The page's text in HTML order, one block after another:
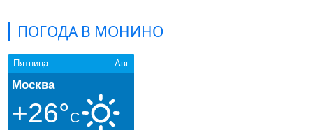
ПОГОДА В МОНИНО
Пятница Авг
Москва
+26°C